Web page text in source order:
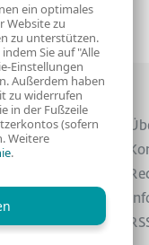
ein optimales
Website zu
zu unterstützen.
Sie auf "Alle
Einstellungen
Außerdem haben
zu widerrufen
in der Fußzeile
(sofern
Weitere
.